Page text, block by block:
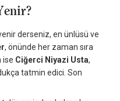
derseniz, en ünlüsü ve
, önünde her zaman sıra
ise Ciğerci Niyazi Usta,
tatmin edici. Son